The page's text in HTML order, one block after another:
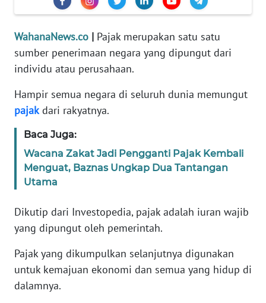
WahanaNews.co | Pajak merupakan satu satu
sumber penerimaan negara yang dipungut dari
individu atau perusahaan.
Hampir semua negara di seluruh dunia memungut
pajakdari rakyatnya.
Baca Juga:
Wacana Zakat Jadi Pengganti Pajak Kembali
Menguat, Baznas Ungkap Dua Tantangan
Utama
Dikutip dari Investopedia, pajak adalah iuran wajib
yang dipungut oleh pemerintah.
Pajak yang dikumpulkan selanjutnya digunakan
untuk kemajuan ekonomi dan semua yang hidup di
dalamnya.
OPINI
Informasi
BERITA
KONTAK
INFO
TENTANG
KAMI